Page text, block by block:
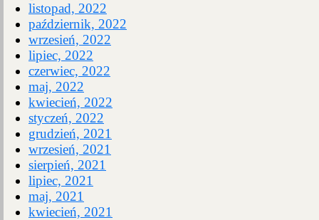
listopad, 2022
październik, 2022
wrzesień, 2022
lipiec, 2022
czerwiec, 2022
maj, 2022
kwiecień, 2022
styczeń, 2022
grudzień, 2021
wrzesień, 2021
sierpień, 2021
lipiec, 2021
maj, 2021
kwiecień, 2021